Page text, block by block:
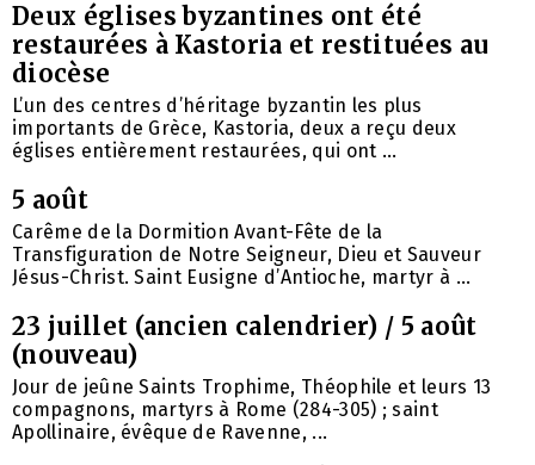
Deux églises byzantines ont été
restaurées à Kastoria et restituées au
diocèse
L’un des centres d’héritage byzantin les plus
importants de Grèce, Kastoria, deux a reçu deux
églises entièrement restaurées, qui ont ...
5 août
Carême de la Dormition Avant-Fête de la
Transfiguration de Notre Seigneur, Dieu et Sauveur
Jésus-Christ. Saint Eusigne d’Antioche, martyr à ...
23 juillet (ancien calendrier) / 5 août
(nouveau)
Jour de jeûne Saints Trophime, Théophile et leurs 13
compagnons, martyrs à Rome (284-305) ; saint
Apollinaire, évêque de Ravenne, ...